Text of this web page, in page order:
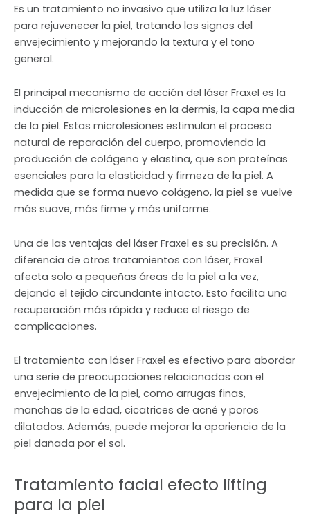
Es un tratamiento no invasivo que utiliza la luz láser
para rejuvenecer la piel, tratando los signos del
envejecimiento y mejorando la textura y el tono
general.
El principal mecanismo de acción del láser Fraxel es la
inducción de microlesiones en la dermis, la capa media
de la piel. Estas microlesiones estimulan el proceso
natural de reparación del cuerpo, promoviendo la
producción de colágeno y elastina, que son proteínas
esenciales para la elasticidad y firmeza de la piel. A
medida que se forma nuevo colágeno, la piel se vuelve
más suave, más firme y más uniforme.
Una de las ventajas del láser Fraxel es su precisión. A
diferencia de otros tratamientos con láser, Fraxel
afecta solo a pequeñas áreas de la piel a la vez,
dejando el tejido circundante intacto. Esto facilita una
recuperación más rápida y reduce el riesgo de
complicaciones.
El tratamiento con láser Fraxel es efectivo para abordar
una serie de preocupaciones relacionadas con el
envejecimiento de la piel, como arrugas finas,
manchas de la edad, cicatrices de acné y poros
dilatados. Además, puede mejorar la apariencia de la
piel dañada por el sol.
Tratamiento facial efecto lifting
para la piel